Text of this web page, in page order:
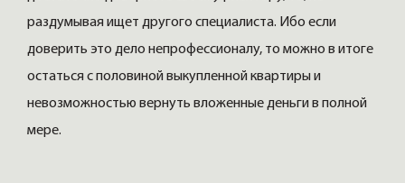
раздумывая ищет другого специалиста. Ибо если
доверить это дело непрофессионалу, то можно в итоге
остаться с половиной выкупленной квартиры и
невозможностью вернуть вложенные деньги в полной
мере.